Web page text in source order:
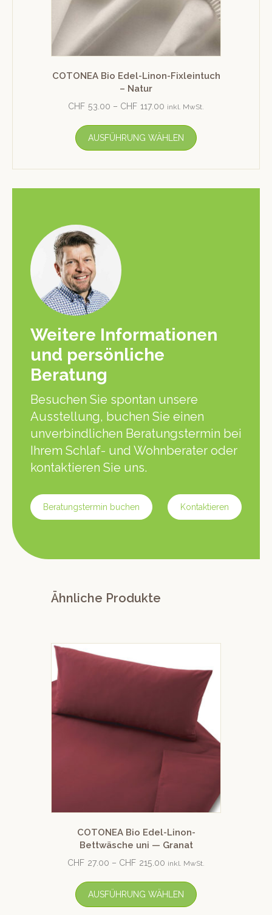
COTONEA Bio Edel-Linon-Fixleintuch
– Natur
CHF 53.00 – CHF 117.00 inkl. MwSt.
AUSFÜHRUNG WÄHLEN
Weitere Informationen
und persönliche
Beratung
Besuchen Sie spontan unsere
Ausstellung, buchen Sie einen
unverbindlichen Beratungstermin bei
Ihrem Schlaf- und Wohnberater oder
kontaktieren Sie uns.
Beratungstermin buchen Kontaktieren
Ähnliche Produkte
COTONEA Bio Edel-Linon-
Bettwäsche uni — Granat
CHF 27.00 – CHF 215.00 inkl. MwSt.
AUSFÜHRUNG WÄHLEN